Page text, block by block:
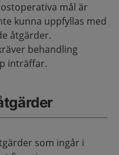
mål är
kunna uppfyllas med
åtgärder.
behandling
inträffar.
som ingår i